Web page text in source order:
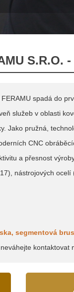
S.R.O.
spadá do
služeb v oblasti
Jako pružná,
CNC
a přesnost
nástrojových
segmentová